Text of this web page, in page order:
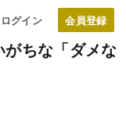
ログイン
ちな「ダメな